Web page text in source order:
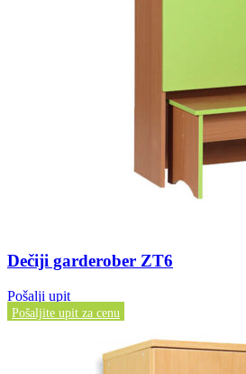
Dečiji garderober ZT6
Pošalji upit
Pošaljite upit za cenu